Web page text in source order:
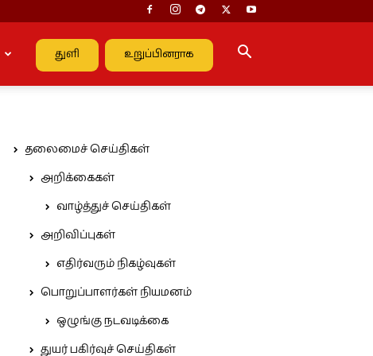
துளி உறுப்பினராக
தலைமைச் செய்திகள்
அறிக்கைகள்
வாழ்த்துச் செய்திகள்
அறிவிப்புகள்
எதிர்வரும் நிகழ்வுகள்
பொறுப்பாளர்கள் நியமனம்
ஒழுங்கு நடவடிக்கை
துயர் பகிர்வுச் செய்திகள்